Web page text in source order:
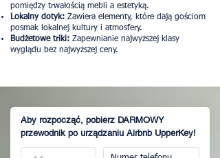
pomiędzy trwałością mebli a estetyką.
Lokalny dotyk: Zawiera elementy, które dają gościom
posmak lokalnej kultury i atmosfery.
Budżetowe triki: Zapewnianie najwyższej klasy
wyglądu bez najwyższej ceny.
Aby rozpocząć, pobierz DARMOWY
przewodnik po urządzaniu Airbnb UpperKey!